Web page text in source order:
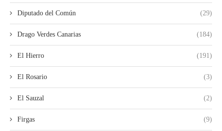
Diputado del Común (29)
Drago Verdes Canarias (184)
El Hierro (191)
El Rosario (3)
El Sauzal (2)
Firgas (9)